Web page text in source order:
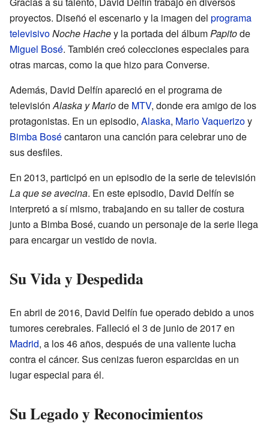
proyectos. Diseñó el escenario y la imagen del programa
televisivoNoche Hachey la portada del álbumPapitode
Miguel Bosé. También creó colecciones especiales para
otras marcas, como la que hizo para Converse.
Además, David Delfín apareció en el programa de
televisiónAlaska y Mariode MTV, donde era amigo de los
protagonistas. En un episodio, Alaska, Mario Vaquerizoy
Bimba Bosécantaron una canción para celebrar uno de
sus desfiles.
En 2013, participó en un episodio de la serie de televisión
La que se avecina. En este episodio, David Delfín se
interpretó a sí mismo, trabajando en su taller de costura
junto a Bimba Bosé, cuando un personaje de la serie llega
para encargar un vestido de novia.
Su Vida y Despedida
En abril de 2016, David Delfín fue operado debido a unos
tumores cerebrales. Falleció el 3 de junio de 2017 en
Madrid, a los 46 años, después de una valiente lucha
contra el cáncer. Sus cenizas fueron esparcidas en un
lugar especial para él.
Su Legado y Reconocimientos